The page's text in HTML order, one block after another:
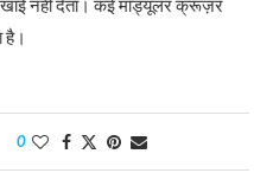
नहीं देता। कई मॉड्यूलर क्रूज़र
है।
0